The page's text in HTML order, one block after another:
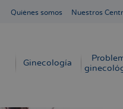
Quiénes somos Nuestros
Navegación
Ginecología